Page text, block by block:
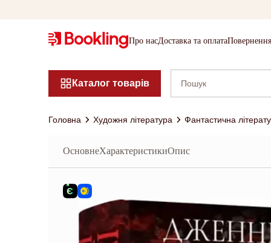
Про насДоставка та оплата
Каталог товарів
Головна Художня література Фантастична
ОсновнеХарактеристикиОпис